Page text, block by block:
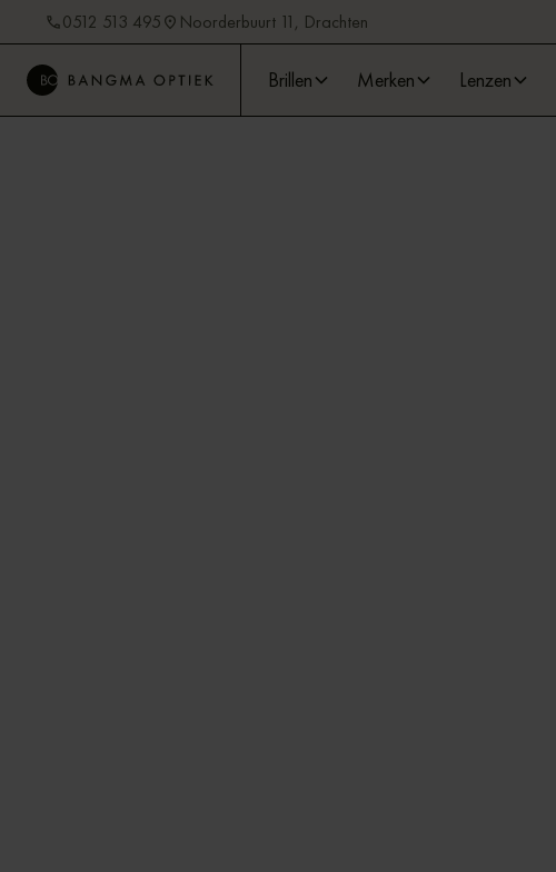
0512 513 495 Noorderbuurt 11, Drachten
Brillen Merken Lenzen